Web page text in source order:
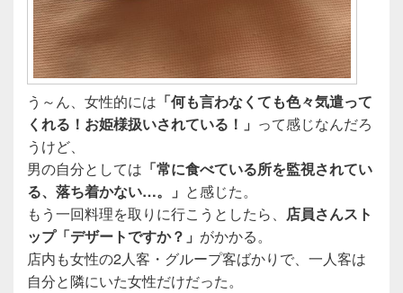
う～ん、女性的には 「何も言わなくても色々気遣って
くれる！お姫様扱いされている！」 って感じなんだろ
うけど、
男の自分としては 「常に食べている所を監視されてい
る、落ち着かない…。」 と感じた。
もう一回料理を取りに行こうとしたら、 店員さんスト
ップ「デザートですか？」 がかかる。
店内も女性の2人客・グループ客ばかりで、一人客は
自分と隣にいた女性だけだった。